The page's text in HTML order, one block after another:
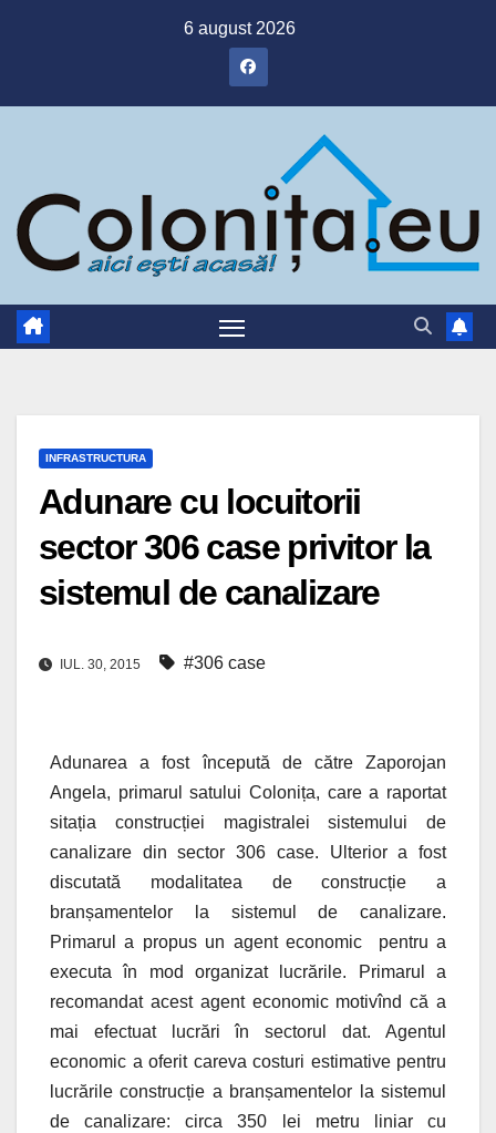
6 august 2026
INFRASTRUCTURA
Adunare cu locuitorii
sector 306 case privitor la
sistemul de canalizare
IUL. 30, 2015 #306 case
Adunarea a fost începută de către Zaporojan
Angela, primarul satului Colonița, care a raportat
sitația construcției magistralei sistemului de
canalizare din sector 306 case. Ulterior a fost
discutată modalitatea de construcție a
branșamentelor la sistemul de canalizare.
Primarul a propus un agent economic pentru a
executa în mod organizat lucrările. Primarul a
recomandat acest agent economic motivînd că a
mai efectuat lucrări în sectorul dat. Agentul
economic a oferit careva costuri estimative pentru
lucrările construcție a branșamentelor la sistemul
de canalizare: circa 350 lei metru liniar cu